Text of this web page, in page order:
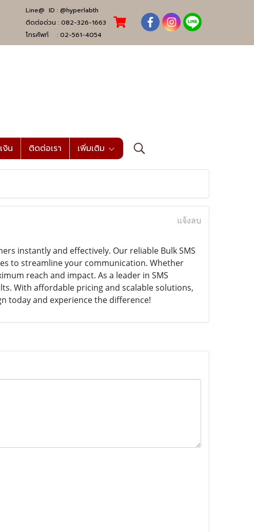
Line@ ID : @hyperlabth
ติดต่อด่วน : 082-326-1663
โทรศัพท์ : 02-561-4054
งิน ติดต่อเรา เพิ่มเติม
แจ้งลบ
instantly and effectively. Our reliable Bulk SMS
to streamline your communication. Whether
reach and impact. As a leader in SMS
With affordable pricing and scalable solutions,
today and experience the difference!